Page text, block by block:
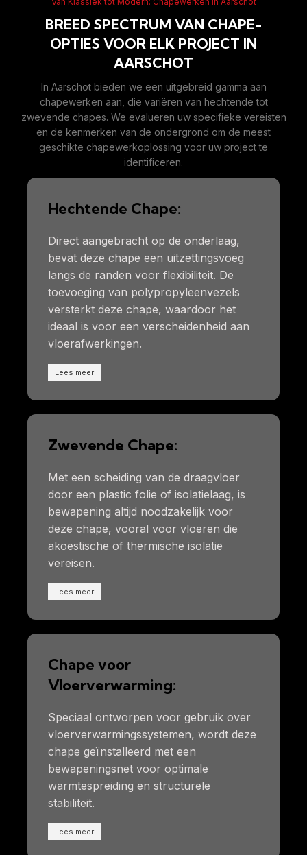
BREED SPECTRUM VAN CHAPE-
OPTIES VOOR ELK PROJECT IN
AARSCHOT
In Aarschot bieden we een uitgebreid gamma aan
chapewerken aan, die variëren van hechtende tot
zwevende chapes. We evalueren uw specifieke vereisten
en de kenmerken van de ondergrond om de meest
geschikte chapewerkoplossing voor uw project te
identificeren.
Hechtende Chape:
Direct aangebracht op de onderlaag,
bevat deze chape een uitzettingsvoeg
langs de randen voor flexibiliteit. De
toevoeging van polypropyleenvezels
versterkt deze chape, waardoor het
ideaal is voor een verscheidenheid aan
vloerafwerkingen.
Lees meer
Zwevende Chape:
Met een scheiding van de draagvloer
door een plastic folie of isolatielaag, is
bewapening altijd noodzakelijk voor
deze chape, vooral voor vloeren die
akoestische of thermische isolatie
vereisen.
Lees meer
Chape voor
Vloerverwarming:
Speciaal ontworpen voor gebruik over
vloerverwarmingssystemen, wordt deze
chape geïnstalleerd met een
bewapeningsnet voor optimale
warmtespreiding en structurele
stabiliteit.
Lees meer